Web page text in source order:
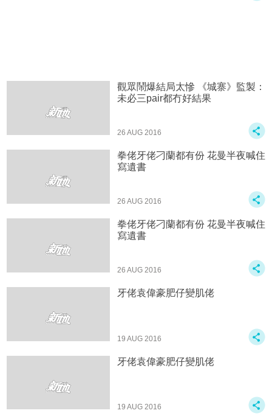
觀眾鬧爆結局太慘 《城寨》監製：
未必三pair都冇好結果
26 AUG 2016
拳佬牙佬刁蘭都有份 花曼半夜喊住
寫遺書
26 AUG 2016
拳佬牙佬刁蘭都有份 花曼半夜喊住
寫遺書
26 AUG 2016
牙佬袁偉豪肥仔變肌佬
19 AUG 2016
牙佬袁偉豪肥仔變肌佬
19 AUG 2016